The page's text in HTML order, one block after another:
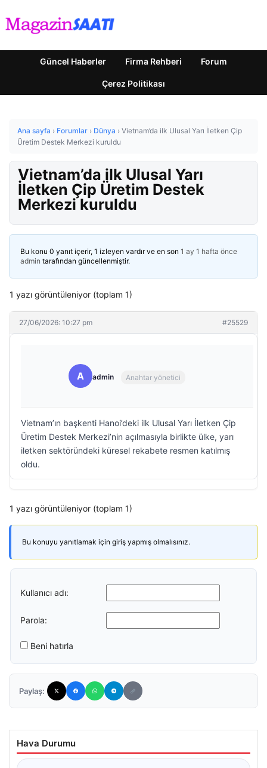
Güncel Haberler Firma Rehberi Forum
Çerez Politikası
Ana sayfa › Forumlar › Dünya › Vietnam’da ilk Ulusal Yarı İletken Çip
Üretim Destek Merkezi kuruldu
Vietnam’da ilk Ulusal Yarı
İletken Çip Üretim Destek
Merkezi kuruldu
Bu konu 0 yanıt içerir, 1 izleyen vardır ve en son 1 ay 1 hafta önce
admin tarafından güncellenmiştir.
1 yazı görüntüleniyor (toplam 1)
27/06/2026: 10:27 pm #25529
A admin Anahtar yönetici
Vietnam’ın başkenti Hanoi’deki ilk Ulusal Yarı İletken Çip
Üretim Destek Merkezi’nin açılmasıyla birlikte ülke, yarı
iletken sektöründeki küresel rekabete resmen katılmış
oldu.
1 yazı görüntüleniyor (toplam 1)
Bu konuyu yanıtlamak için giriş yapmış olmalısınız.
Kullanıcı adı:
Parola:
Beni hatırla
Paylaş:
Hava Durumu